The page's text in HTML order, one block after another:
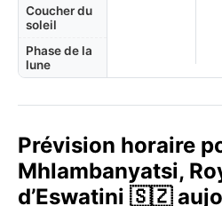
Coucher du
soleil
Phase de la
lune
Prévision horaire
Mhlambanyatsi,
d’Eswatini 🇸🇿